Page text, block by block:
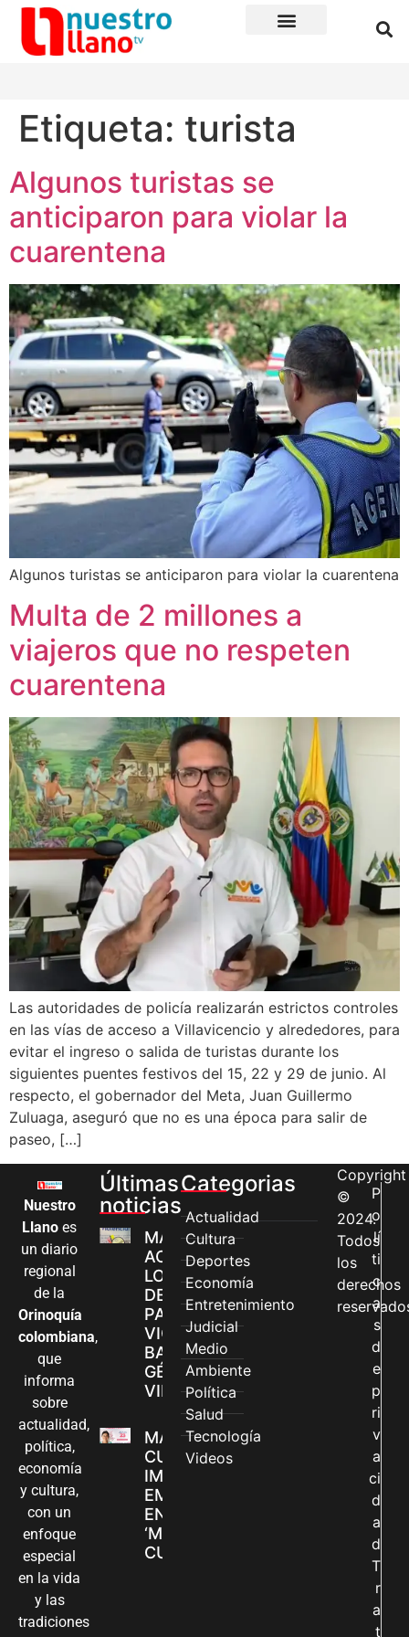
Etiqueta: turista
Algunos turistas se
anticiparon para violar la
cuarentena
Algunos turistas se anticiparon para violar la cuarentena
Multa de 2 millones a
viajeros que no respeten
cuarentena
Las autoridades de policía realizarán estrictos controles
en las vías de acceso a Villavicencio y alrededores, para
evitar el ingreso o salida de turistas durante los
siguientes puentes festivos del 15, 22 y 29 de junio. Al
respecto, el gobernador del Meta, Juan Guillermo
Zuluaga, aseguró que no es una época para salir de
paseo, […]
Nuestro
Llano es
un diario
regional
de la
Orinoquía
colombiana,
que
informa
sobre
actualidad,
política,
economía
y cultura,
con un
enfoque
especial
en la vida
y las
tradiciones
Últimas
noticias
MÁS MUJERES
ACCEDEN A
LOS CANALES
DE ATENCIÓN
PARA
VIOLENCIAS
BASADAS EN
GÉNERO EN
VILLAVICENCIO
MADRES
CUIDADORAS
IMPULSAN SUS
EMPRENDIMIENTOS
EN LA FERIA
‘MANOS QUE
CUIDAN Y CREAN’
Categorias
Actualidad
Cultura
Deportes
Economía
Entretenimiento
Judicial
Medio
Ambiente
Política
Salud
Tecnología
Videos
Copyright
©
2024.
Todos
los
derechos
P
o
lí
ti
c
a
s
d
e
p
ri
v
a
ci
d
a
d
T
r
a
t